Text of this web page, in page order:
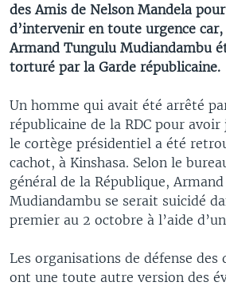
des Amis de Nelson Mandela
d’intervenir en toute urgence
Armand Tungulu Mudiandambu
torturé par la Garde républicaine.
Un homme qui avait été arrêté
républicaine de la RDC pour
le cortège présidentiel a été
cachot, à Kinshasa. Selon le
général de la République,
Mudiandambu se serait suicidé
premier au 2 octobre à l’aide
Les organisations de défense des
ont une toute autre version des